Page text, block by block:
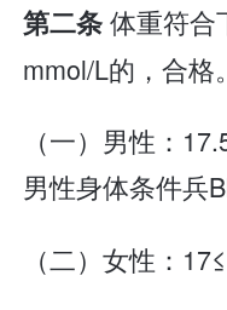
第二条体重符合
mmol/L的，合格。
（一）男性：
男性身体条件兵
（二）女性：